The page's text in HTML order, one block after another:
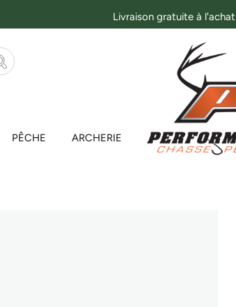
Livraison gratuite à
PÊCHE ARCHERIE